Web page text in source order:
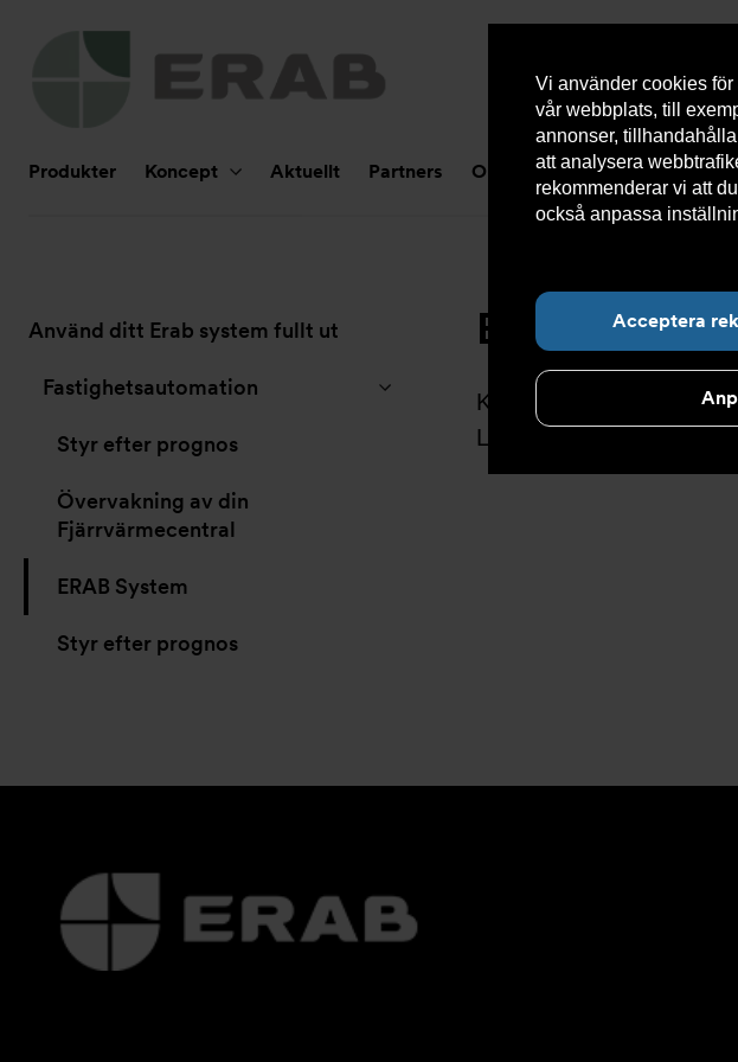
Vi använder cookies
vår webbplats, till
annonser,
att analysera
rekommenderar vi att
också anpassa
Acceptera
Produkter Koncept Aktuellt Partners Om Erab Kontakta oss
för
Använd ditt Erab system fullt ut
Fastighetsautomation
Styr efter prognos
Övervakning av din
Fjärrvärmecentral
ERAB System
Styr efter prognos
ERAB
Komplett övervakning
Ytterligare
information
och
kontaktuppgifter